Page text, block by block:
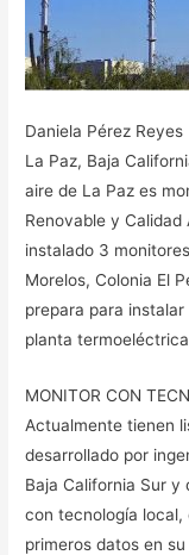
Daniela Pérez Reyes
La Paz, Baja
aire de La Paz es
Renovable y Calidad
instalado 3
Morelos, Colonia El
prepara para
planta
MONITOR CON
Actualmente tienen
desarrollado por
Baja California Sur y
con tecnología local,
primeros datos en